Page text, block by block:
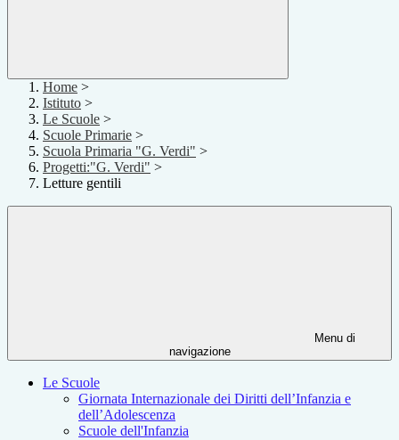
Home >
Istituto >
Le Scuole >
Scuole Primarie >
Scuola Primaria "G. Verdi" >
Progetti:"G. Verdi" >
Letture gentili
Menu di
navigazione
Le Scuole
Giornata Internazionale dei Diritti dell’Infanzia e
dell’Adolescenza
Scuole dell'Infanzia